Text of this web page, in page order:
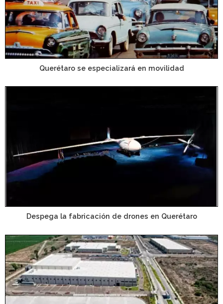
Querétaro se especializará en movilidad
Despega la fabricación de drones en Querétaro